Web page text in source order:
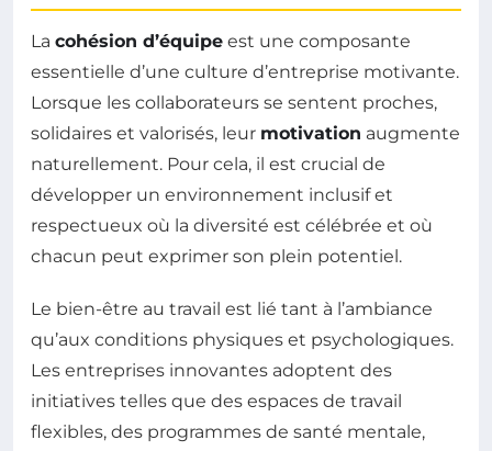
La cohésion d’équipe est une composante
essentielle d’une culture d’entreprise motivante.
Lorsque les collaborateurs se sentent proches,
solidaires et valorisés, leur motivation augmente
naturellement. Pour cela, il est crucial de
développer un environnement inclusif et
respectueux où la diversité est célébrée et où
chacun peut exprimer son plein potentiel.
Le bien-être au travail est lié tant à l’ambiance
qu’aux conditions physiques et psychologiques.
Les entreprises innovantes adoptent des
initiatives telles que des espaces de travail
flexibles, des programmes de santé mentale,